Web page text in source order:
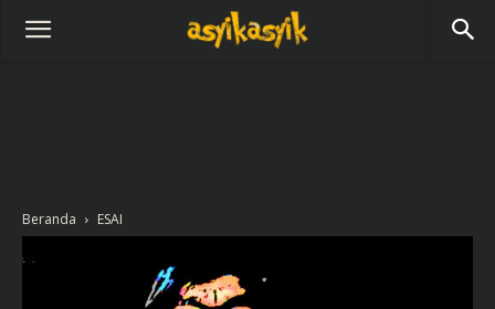
Beranda ESAI